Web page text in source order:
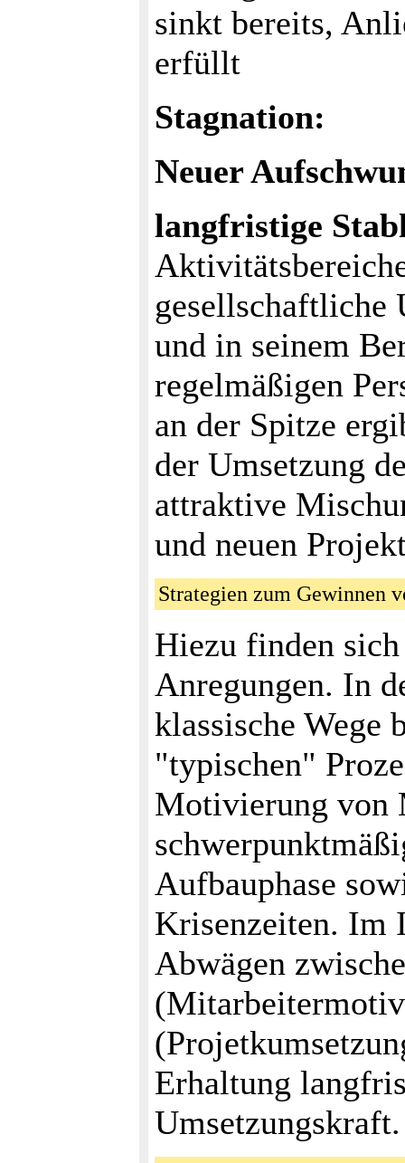
sinkt bereits,
erfüllt
Stagnation:
Neuer
langfristige
und in seinem
regelmäßigen
an der Spitze
der Umsetzung
attraktive
und neuen
Strategien zum
Hiezu finden
Anregungen. In
klassische Wege
"typischen"
Motivierung von
Aufbauphase
Krisenzeiten. Im
Abwägen
Erhaltung
Umsetzungskraft.